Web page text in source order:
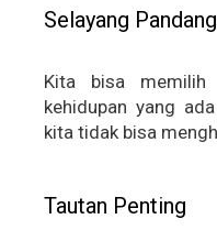
Selayang Pandang
Kita bisa memilih
kehidupan yang
kita tidak bisa
Tautan Penting